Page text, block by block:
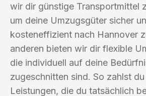
wir dir günstige Transportmittel
um deine Umzugsgüter sicher
kosteneffizient nach Hannover
anderen bieten wir dir flexible
die individuell auf deine
zugeschnitten sind. So zahlst
Leistungen, die du tatsächlich